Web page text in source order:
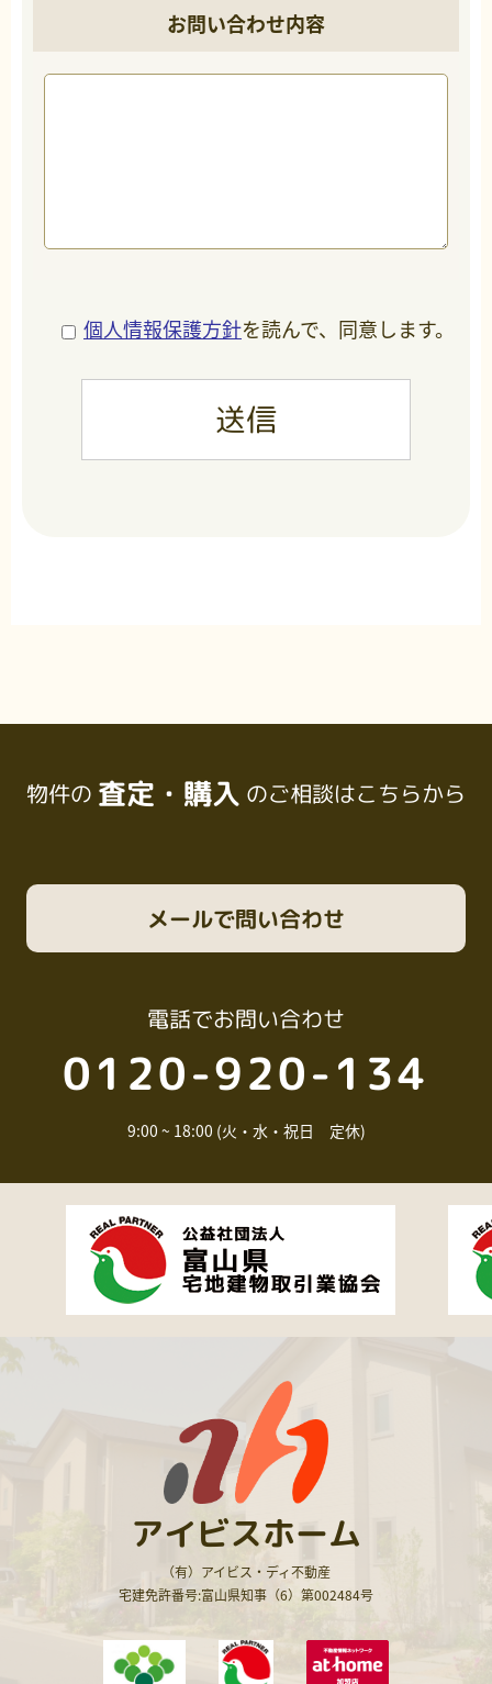
お問い合わせ内容
個人情報保護方針を読んで、同意します。
物件の 査定・購入 のご相談はこちらから
電話でお問い合わせ
0120-920-134
9:00 ~ 18:00 (火・水・祝日 定休)
メールで問い合わせ
アイビスホーム
（有）アイビス・ディ不動産
宅建免許番号:富山県知事（6）第002484号